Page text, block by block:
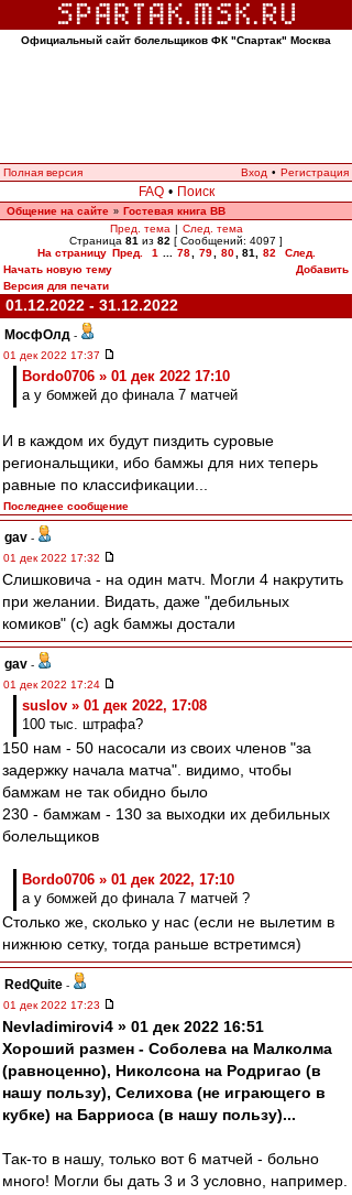
Официальный сайт болельщиков ФК "Спартак" Москва
Полная версия Вход • Регистрация
FAQ • Поиск
Общение на сайте » Гостевая книга ВВ
Пред. тема | След. тема
Страница 81 из 82 [ Сообщений: 4097 ]
На страницу Пред. 1 78 79 80 81 82
След.
Начать новую тему
Добавить
Версия для печати
01.12.2022 - 31.12.2022
МосфОлд -
01 дек 2022 17:37
Bordo0706 » 01 дек 2022 17:10
а у бомжей до финала 7 матчей
И в каждом их будут пиздить суровые
региональщики, ибо бамжы для них теперь
равные по классификации...
Последнее сообщение
gav -
01 дек 2022 17:32
Слишковича - на один матч. Могли 4 накрутить
при желании. Видать, даже "дебильных
комиков" (с) agk бамжы достали
gav -
01 дек 2022 17:24
suslov » 01 дек 2022, 17:08
100 тыс. штрафа?
150 нам - 50 насосали из своих членов "за
задержку начала матча". видимо, чтобы
бамжам не так обидно было
230 - бамжам - 130 за выходки их дебильных
болельщиков
Bordo0706 » 01 дек 2022, 17:10
а у бомжей до финала 7 матчей ?
Столько же, сколько у нас (если не вылетим в
нижнюю сетку, тогда раньше встретимся)
RedQuite -
01 дек 2022 17:23
Nevladimirovi4 » 01 дек 2022 16:51
Хороший размен - Соболева на Малколма
(равноценно), Николсона на Родригао (в
нашу пользу), Селихова (не играющего в
кубке) на Барриоса (в нашу пользу)...
Так-то в нашу, только вот 6 матчей - больно
много! Могли бы дать 3 и 3 условно, например.